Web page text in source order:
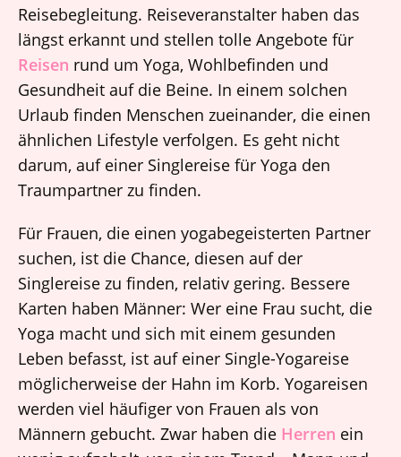
Reisebegleitung. Reiseveranstalter haben das
längst erkannt und stellen tolle Angebote für
Reisen rund um Yoga, Wohlbefinden und
Gesundheit auf die Beine. In einem solchen
Urlaub finden Menschen zueinander, die einen
ähnlichen Lifestyle verfolgen. Es geht nicht
darum, auf einer Singlereise für Yoga den
Traumpartner zu finden.
Für Frauen, die einen yogabegeisterten Partner
suchen, ist die Chance, diesen auf der
Singlereise zu finden, relativ gering. Bessere
Karten haben Männer: Wer eine Frau sucht, die
Yoga macht und sich mit einem gesunden
Leben befasst, ist auf einer Single-Yogareise
möglicherweise der Hahn im Korb. Yogareisen
werden viel häufiger von Frauen als von
Männern gebucht. Zwar haben die Herren ein